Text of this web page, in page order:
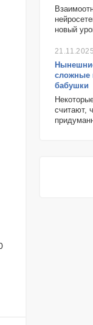
новый
21.11.2025
сложные
бабушки
считают,